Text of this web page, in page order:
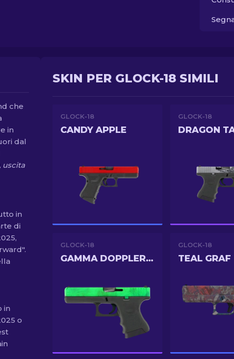
che
in
dal
uscita
in
di
in
o
SKIN PER GLOCK-18 SIMILI
GLOCK-18
CANDY APPLE
GLOCK-18
DRAGON
GLOCK-18
GAMMA DOPPLER EMERALD
GLOCK-18
TEAL GRAF